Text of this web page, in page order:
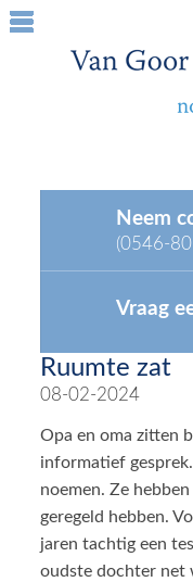
Neem
(0546-
Vraag
Ruumte zat
08-02-2024
Opa en oma zitten
informatief
noemen. Ze
geregeld hebben.
jaren tachtig een
oudste dochter net